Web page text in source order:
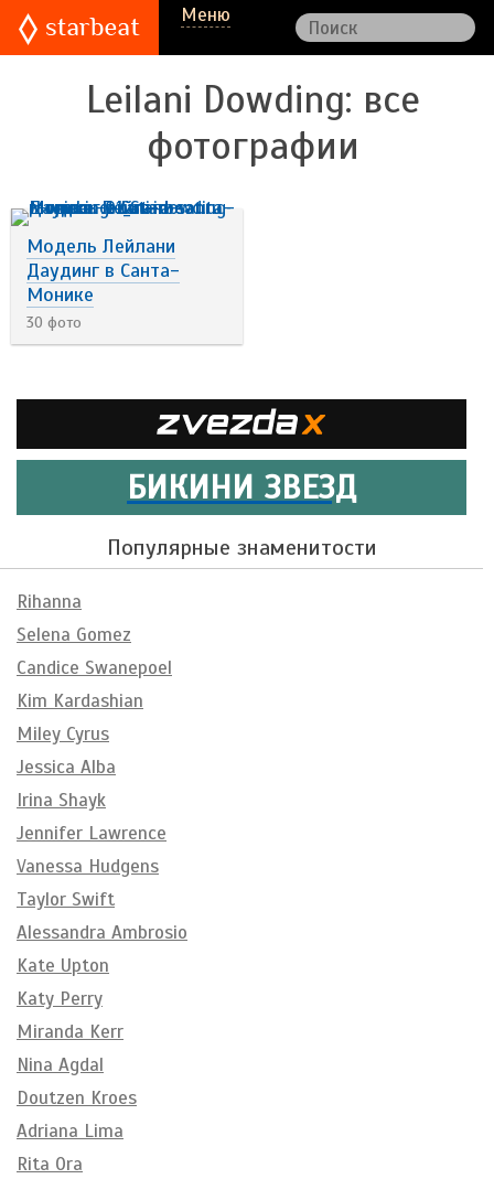
Меню
Leilani Dowding: все
фотографии
Модель Лейлани
Даудинг в Санта-
Монике
30 фото
БИКИНИ ЗВЕЗД
Популярные знаменитости
Rihanna
Selena Gomez
Candice Swanepoel
Kim Kardashian
Miley Cyrus
Jessica Alba
Irina Shayk
Jennifer Lawrence
Vanessa Hudgens
Taylor Swift
Alessandra Ambrosio
Kate Upton
Katy Perry
Miranda Kerr
Nina Agdal
Doutzen Kroes
Adriana Lima
Rita Ora